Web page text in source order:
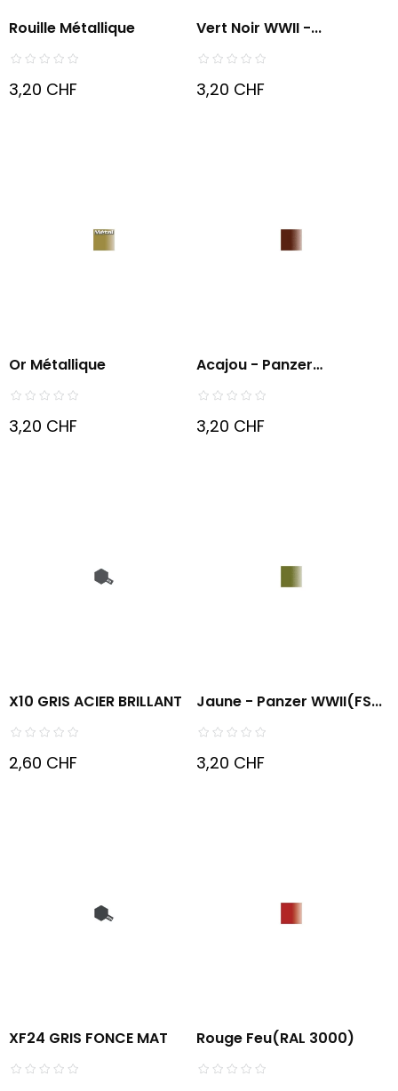
Rouille Métallique
3,20 CHF
Vert Noir WWII -...
3,20 CHF
Or Métallique
3,20 CHF
Acajou - Panzer
WWII(FS...
3,20 CHF
X10 GRIS ACIER BRILLANT
2,60 CHF
Jaune - Panzer WWII(FS...
3,20 CHF
XF24 GRIS FONCE MAT Rouge Feu(RAL 3000)